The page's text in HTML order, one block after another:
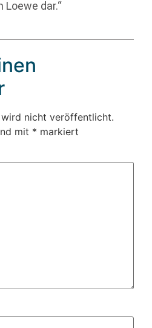
Loewe dar.“
nicht veröffentlicht.
mit * markiert